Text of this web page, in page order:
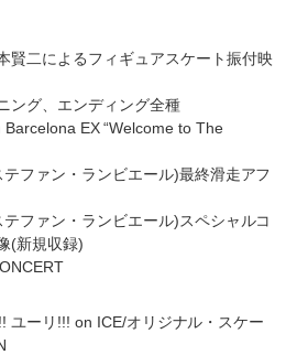
賢二によるフィギュアスケート振付映
ング、エンディング全種
EX “Welcome to The
ファン・ランビエール)最終滑走アフ
ファン・ランビエール)スペシャルコ
(新規収録)
ユーリ!!! on ICE/オリジナル・スケー